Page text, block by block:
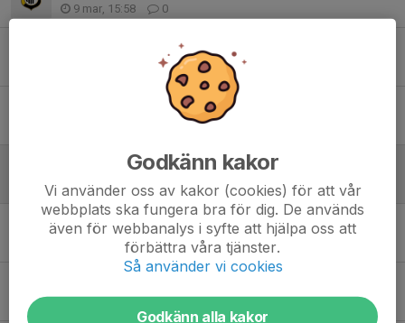
9 mar, 15:58 0
0
Fotbollsträning v45 och framåt
Ingen träning idag fredag
26 sep 2025 0
Fotboll hösten 2025
17 aug 2025 0
Godkänn kakor
Vi använder oss av kakor (cookies) för att vår
webbplats ska fungera bra för dig. De används
även för webbanalys i syfte att hjälpa oss att
förbättra våra tjänster.
Så använder vi cookies
Godkänn alla kakor